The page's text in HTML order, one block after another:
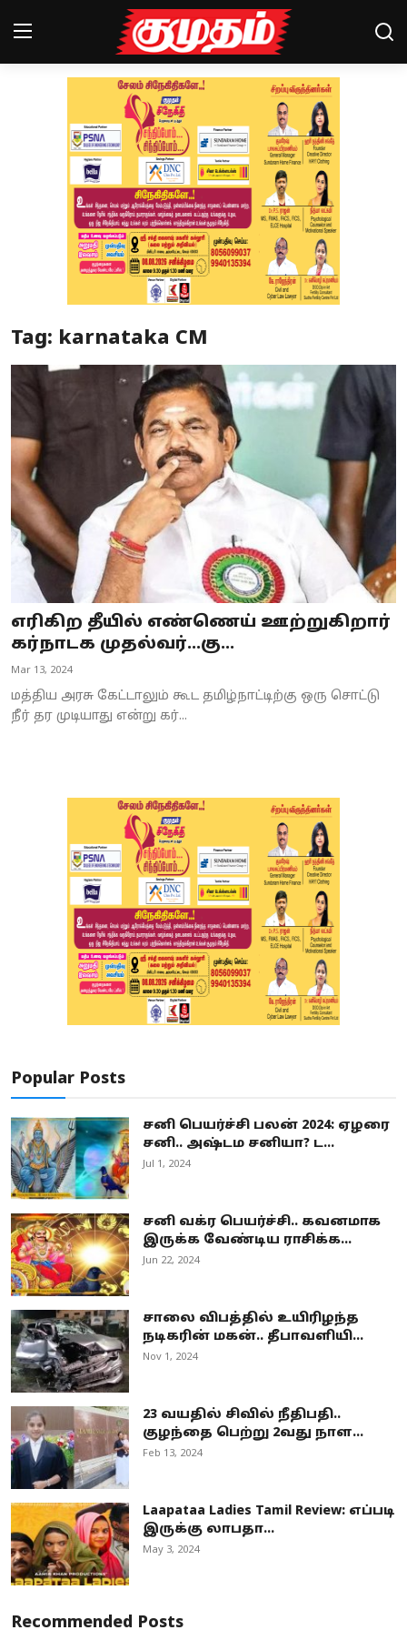
Magazines
Special Story
Business
Crime
Tamilnadu
National
World
Astrology
Spirituality
Weather
Tag: karnataka CM
எரிகிற தீயில் எண்ணெய் ஊற்றுகிறார்
கர்நாடக முதல்வர்...கு...
Mar 13, 2024
மத்திய அரசு கேட்டாலும் கூட தமிழ்நாட்டிற்கு ஒரு சொட்டு
நீர் தர முடியாது என்று கர்...
Popular Posts
சனி பெயர்ச்சி பலன் 2024: ஏழரை
சனி.. அஷ்டம சனியா? ட...
Jul 1, 2024
சனி வக்ர பெயர்ச்சி.. கவனமாக
இருக்க வேண்டிய ராசிக்க...
Jun 22, 2024
சாலை விபத்தில் உயிரிழந்த
நடிகரின் மகன்.. தீபாவளியி...
Nov 1, 2024
23 வயதில் சிவில் நீதிபதி..
குழந்தை பெற்று 2வது நாள...
Feb 13, 2024
Laapataa Ladies Tamil Review: எப்படி
இருக்கு லாபதா...
May 3, 2024
Recommended Posts